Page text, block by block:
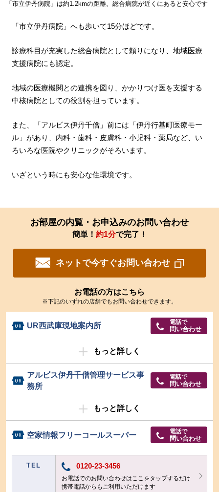
「市立伊丹病院」は約1.2kmの距離。総合病院が近くにあると安心です
「市立伊丹病院」へも歩いて15分ほどです。
診療科目が充実した総合病院として頼りになり、地域医療
支援病院にも認定。
地域の医療機関との連携を図り、かかりつけ医を支援する
中核病院としての役割を担っています。
また、「アルビス伊丹千僧」前には「伊丹行基町医療モー
ル」があり、内科・歯科・皮膚科・小児科・薬局など、い
ろいろな医院やクリニックがそろいます。
いざという時にも安心な住環境です。
お部屋の内覧・お申込みのお問い合わせ
簡単！ 約1分で完了！
ネットで今すぐお問い合わせ
お電話の方はこちら
※下記のいずれの店舗でもお問い合わせできます。
UR西武庫現地案内所 電話で
問い合わせ
もっと詳しく
アルビス伊丹千僧管理サービス事
務所
電話で
問い合わせ
もっと詳しく
空家情報フリーコールスーパー 電話で
問い合わせ
TEL 0120-23-3456
お電話でのお問い合わせはここをタップするだけ
携帯電話からもご利用いただけます